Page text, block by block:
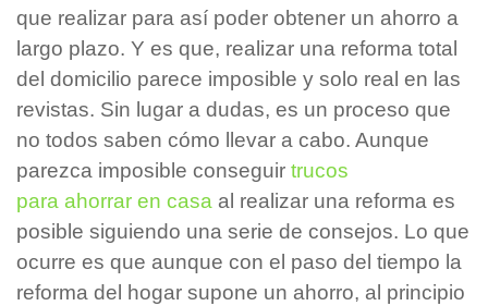
que realizar para así poder obtener un ahorro a
largo plazo. Y es que, realizar una reforma total
del domicilio parece imposible y solo real en las
revistas. Sin lugar a dudas, es un proceso que
no todos saben cómo llevar a cabo. Aunque
parezca imposible conseguir trucos
para ahorrar en casa al realizar una reforma es
posible siguiendo una serie de consejos. Lo que
ocurre es que aunque con el paso del tiempo la
reforma del hogar supone un ahorro, al principio